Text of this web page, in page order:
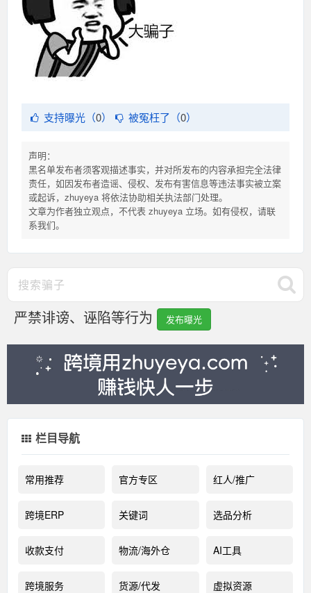
支持曝光（0） 被冤枉了（0）
声明：
黑名单发布者须客观描述事实，并对所发布的内容承担完全法律
责任，如因发布者造谣、侵权、发布有害信息等违法事实被立案
或起诉，zhuyeya 将依法协助相关执法部门处理。
文章为作者独立观点，不代表 zhuyeya 立场。如有侵权，请联
系我们。
严禁诽谤、诬陷等行为 发布曝光
栏目导航
常用推荐 官方专区 红人/推广
跨境ERP 关键词 选品分析
收款支付 物流/海外仓 AI工具
跨境服务 货源/代发 虚拟资源